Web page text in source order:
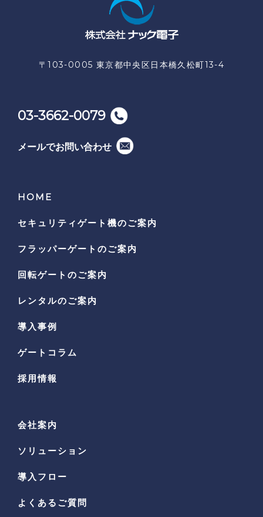
〒103-0005 東京都中央区日本橋久松町13-4
03-3662-0079
メールでお問い合わせ
HOME
セキュリティゲート機のご案内
フラッパーゲートのご案内
回転ゲートのご案内
レンタルのご案内
導入事例
ゲートコラム
採用情報
会社案内
ソリューション
導入フロー
よくあるご質問